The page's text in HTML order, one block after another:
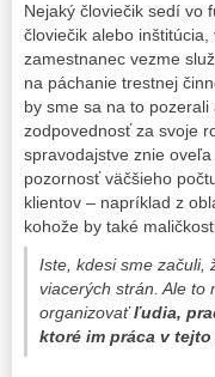
Nejaký človiečik sedí vo
človiečik alebo
zamestnanec vezme
na páchanie trestnej
by sme sa na to
zodpovednosť za svoje
spravodajstve znie
pozornosť väčšieho
klientov – napríklad z
kohože by také
Iste, kdesi sme začuli,
viacerých strán. Ale to
organizovaťľudia,
ktoré im práca v